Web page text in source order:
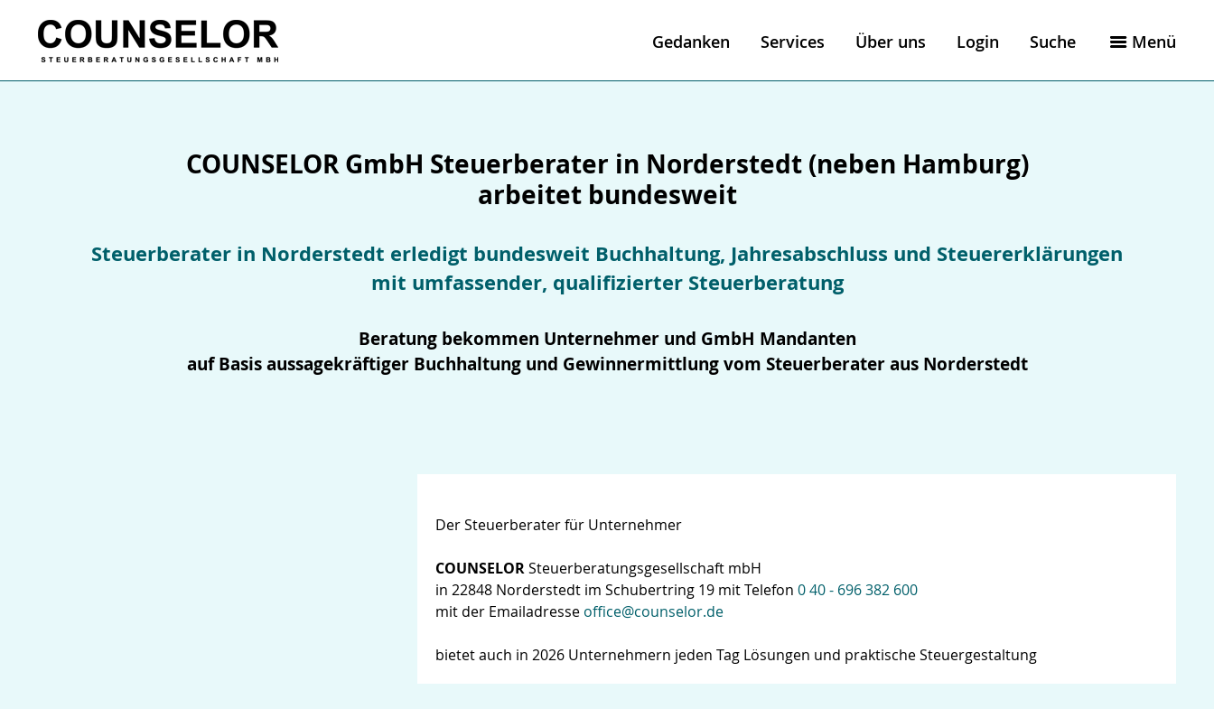
Gedanken Services Über uns Login Suche Menü
COUNSELORGmbH Steuerberater in Norderstedt (neben Hamburg)
arbeitet bundesweit
Steuerberater in Norderstedt erledigt bundesweit Buchhaltung, Jahresabschluss und Steuererklärungen
mit umfassender, qualifizierter Steuerberatung
Beratung bekommen Unternehmer und GmbH Mandanten
auf Basis aussagekräftiger Buchhaltung und Gewinnermittlung vom Steuerberater aus Norderstedt
Der Steuerberater für Unternehmer
COUNSELORSteuerberatungsgesellschaft mbH
in 22848 Norderstedt im Schubertring 19 mit Telefon 0 40 - 696 382 600
mit der Emailadresse office@counselor.de
bietet auch in 2026 Unternehmern jeden Tag Lösungen und praktische Steuergestaltung